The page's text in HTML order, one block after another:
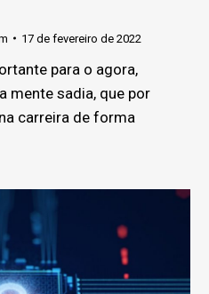
17 de fevereiro de 2022
para o agora,
mente sadia, que por
carreira de forma